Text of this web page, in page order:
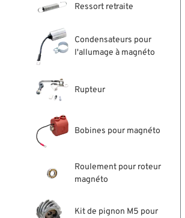
Ressort retraite
Condensateurs pour
l'allumage à magnéto
Rupteur
Bobines pour magnéto
Roulement pour roteur
magnéto
Kit de pignon M5 pour